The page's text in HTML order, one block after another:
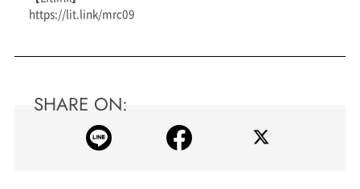
https://lit.link/mrc09
SHARE ON: